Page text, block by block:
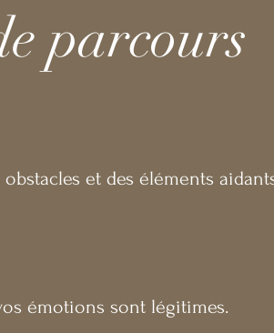
parcours
et des éléments
émotions sont légitimes.